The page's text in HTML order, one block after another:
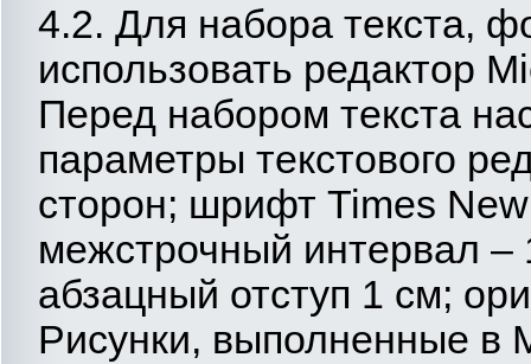
4.2. Для набора текста,
использовать редактор
Перед набором текста
параметры текстового
сторон; шрифт Times
межстрочный интервал
абзацный отступ 1 см;
Рисунки, выполненные в